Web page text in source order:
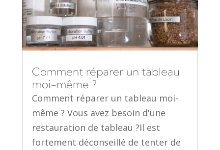
Comment réparer un tableau
moi-même ?
Comment réparer un tableau moi-
même ? Vous avez besoin d'une
restauration de tableau ?Il est
fortement déconseillé de tenter de